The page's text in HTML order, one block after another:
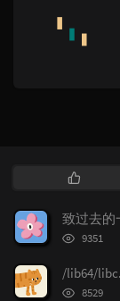
热
文
章
致过去的
浏
次
数:
9351
/lib64/
浏
8529